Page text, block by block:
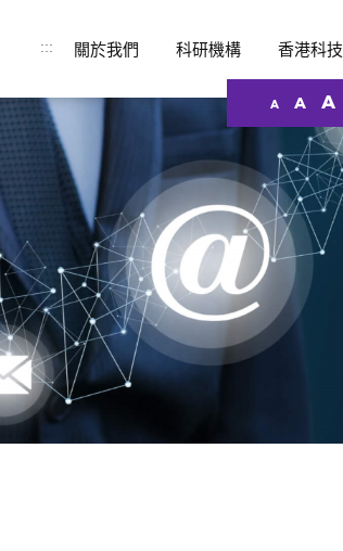
::: 關於我們 科研機構 香港科技
A A A